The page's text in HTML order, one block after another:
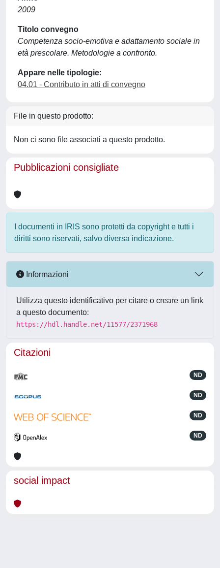
2009
Titolo convegno
Competenza socio-emotiva e adattamento sociale in
età prescolare. Metodologie a confronto.
Appare nelle tipologie:
04.01 - Contributo in atti di convegno
File in questo prodotto:
Non ci sono file associati a questo prodotto.
Pubblicazioni consigliate
I documenti in IRIS sono protetti da copyright e tutti i
diritti sono riservati, salvo diversa indicazione.
Informazioni
Utilizza questo identificativo per citare o creare un link
a questo documento:
https://hdl.handle.net/11577/2371968
Citazioni
ND
ND
ND
ND
social impact